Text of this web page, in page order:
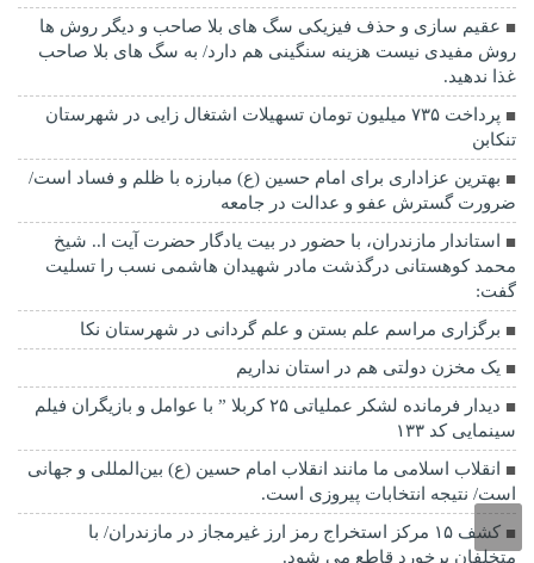
عقیم سازی و حذف فیزیکی سگ های بلا صاحب و دیگر روش ها
روش مفیدی نیست هزینه سنگینی هم دارد/ به سگ های بلا صاحب
غذا ندهید.
پرداخت ۷۳۵ میلیون تومان تسهیلات اشتغال زایی در شهرستان
تنکابن
بهترین عزاداری برای امام حسین (ع) مبارزه با ظلم و فساد است/
ضرورت گسترش عفو و عدالت در جامعه
استاندار مازندران، با حضور در بیت یادگار حضرت آیت ا.. شیخ
محمد کوهستانی درگذشت مادر شهیدان هاشمی نسب را تسلیت
گفت:
برگزاری مراسم علم بستن و علم گردانی در شهرستان نکا
یک مخزن دولتی هم در استان نداریم
دیدار فرمانده لشکر عملیاتی ۲۵ کربلا ” با عوامل و بازیگران فیلم
سینمایی کد ۱۳۳
انقلاب اسلامی ما مانند انقلاب امام حسین (ع) بین‌المللی و جهانی
است/ نتیجه انتخابات پیروزی است.
کشف ۱۵ مرکز استخراج رمز ارز غیرمجاز در مازندران/ با
متخلفان برخورد قاطع می شود.